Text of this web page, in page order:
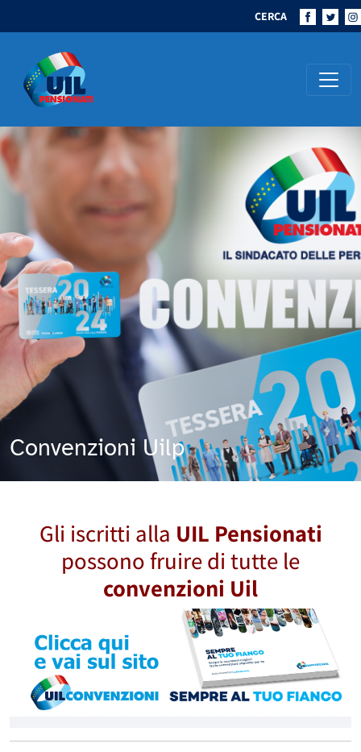
CERCA
Navigazione principale
Convenzioni Uilp
Gli iscritti alla UIL Pensionati
possono fruire di tutte le
convenzioni Uil